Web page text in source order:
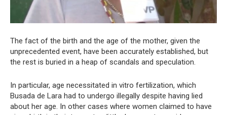
The fact of the birth and the age of the mother, given the
unprecedented event, have been accurately established, but
the rest is buried in a heap of scandals and speculation.
In particular, age necessitated in vitro fertilization, which
Busada de Lara had to undergo illegally despite having lied
about her age. In other cases where women claimed to have